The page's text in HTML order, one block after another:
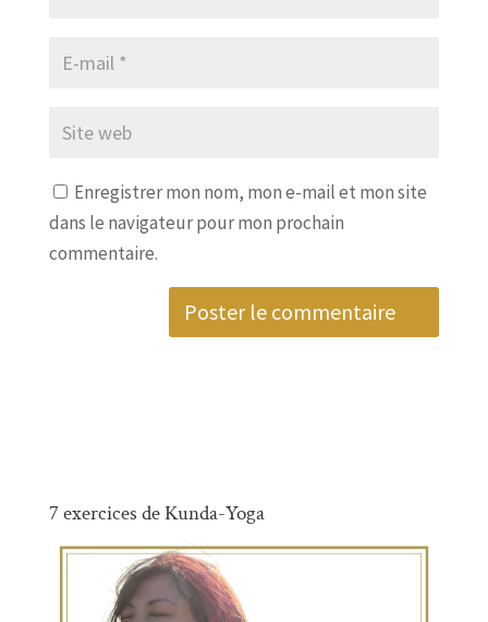
Enregistrer mon nom, mon e-mail et mon site
dans le navigateur pour mon prochain
commentaire.
7 exercices de Kunda-Yoga